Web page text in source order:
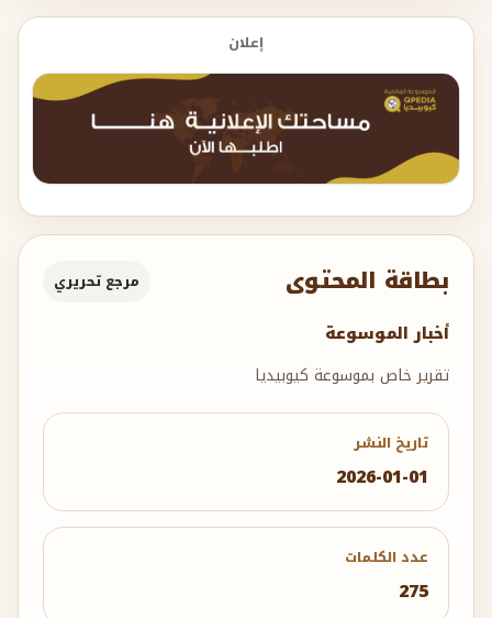
بطاقة المحتوى مرجع تحريري
أخبار الموسوعة
تقرير خاص بموسوعة كيوبيديا
تاريخ النشر
2026-01-01
عدد الكلمات
275
إعلان